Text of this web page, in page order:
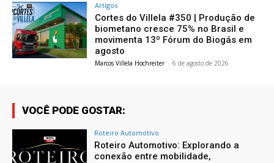
Artigos
Cortes do Villela #350 | Produção de
biometano cresce 75% no Brasil e
movimenta 13º Fórum do Biogás em
agosto
Marcos Villela Hochreiter - 6 de agosto de 2026
VOCÊ PODE GOSTAR:
Roteiro Automotivo
Roteiro Automotivo: Explorando a
conexão entre mobilidade,